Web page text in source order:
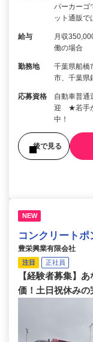
パーカーゴ
ット通販で
給与
月収
働の場合
勤務地
千葉県船橋
市、千葉県
応募資格
自動車普通
迎 ★若手か
中！
後で見る
NEW
コンクリート
豊栄興業有限会社
注目 正社員
【経験者募集】
価！土日祝休みの